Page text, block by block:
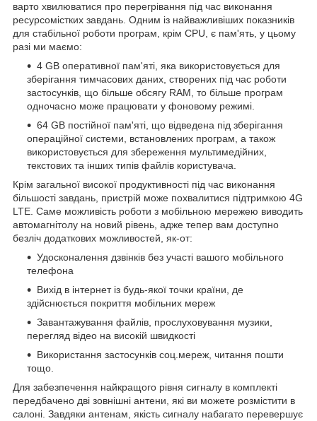
варто хвилюватися про перегрівання під час виконання
ресурсомістких завдань. Одним із найважливіших показників
для стабільної роботи програм, крім CPU, є пам'ять, у цьому
разі ми маємо:
4 GB оперативної пам'яті, яка використовується для
зберігання тимчасових даних, створених під час роботи
застосунків, що більше обсягу RAM, то більше програм
одночасно може працювати у фоновому режимі.
64 GB постійної пам'яті, що відведена під зберігання
операційної системи, встановлених програм, а також
використовується для збереження мультимедійних,
текстових та інших типів файлів користувача.
Крім загальної високої продуктивності під час виконання
більшості завдань, пристрій може похвалитися підтримкою 4G
LTE. Саме можливість роботи з мобільною мережею виводить
автомагнітолу на новий рівень, адже тепер вам доступно
безліч додаткових можливостей, як-от:
Удосконалення дзвінків без участі вашого мобільного
телефона
Вихід в інтернет із будь-якої точки країни, де
здійснюється покриття мобільних мереж
Завантажування файлів, прослуховування музики,
перегляд відео на високій швидкості
Використання застосунків соц.мереж, читання пошти
тощо.
Для забезпечення найкращого рівня сигналу в комплекті
передбачено дві зовнішні антени, які ви можете розмістити в
салоні. Завдяки антенам, якість сигналу набагато перевершує